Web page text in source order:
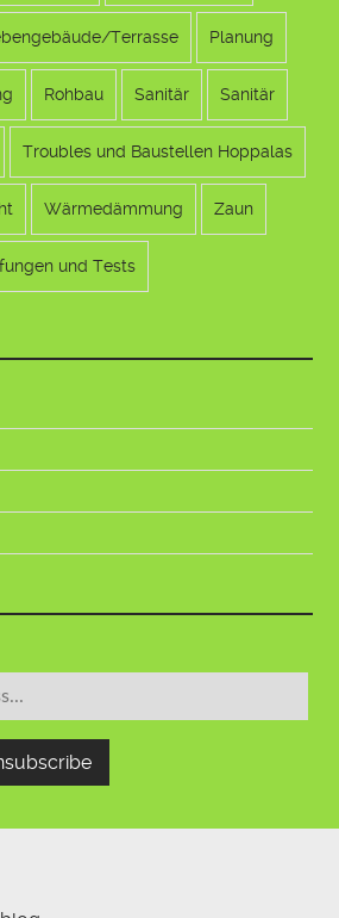
Terrasse Planung
Rohbau Sanitär Sanitär
Troubles und Baustellen Hoppalas
Wärmedämmung Zaun
und Tests